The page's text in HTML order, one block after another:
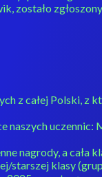
zostało
z całej Polski, z
naszych uczennic:
nagrody, a cała
starszej klasy